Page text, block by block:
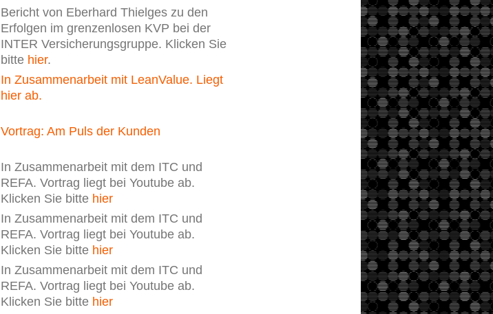
Bericht von Eberhard Thielges zu den
Erfolgen im grenzenlosen KVP bei der
INTER Versicherungsgruppe. Klicken Sie
bitte hier.
In Zusammenarbeit mit LeanValue. Liegt
hier ab.
Vortrag: Am Puls der Kunden
In Zusammenarbeit mit dem ITC und
REFA. Vortrag liegt bei Youtube ab.
Klicken Sie bitte hier
In Zusammenarbeit mit dem ITC und
REFA. Vortrag liegt bei Youtube ab.
Klicken Sie bitte hier
In Zusammenarbeit mit dem ITC und
REFA. Vortrag liegt bei Youtube ab.
Klicken Sie bitte hier